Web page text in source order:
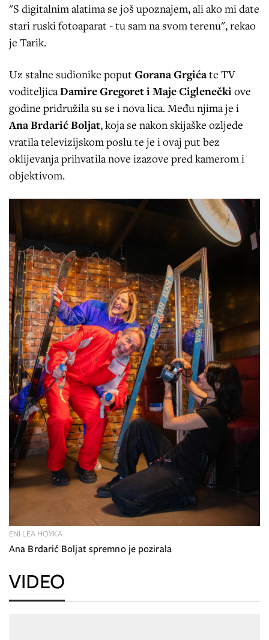
"S digitalnim alatima se još upoznajem, ali ako mi date
stari ruski fotoaparat - tu sam na svom terenu", rekao
je Tarik.
Uz stalne sudionike poput Gorana Grgićate TV
voditeljica Damire Gregoret i Maje Ciglenečki ove
godine pridružila su se i nova lica. Među njima je i
Ana Brdarić Boljat, koja se nakon skijaške ozljede
vratila televizijskom poslu te je i ovaj put bez
oklijevanja prihvatila nove izazove pred kamerom i
objektivom.
Ana Brdarić Boljat spremno je pozirala
ENI LEA HOYKA
VIDEO